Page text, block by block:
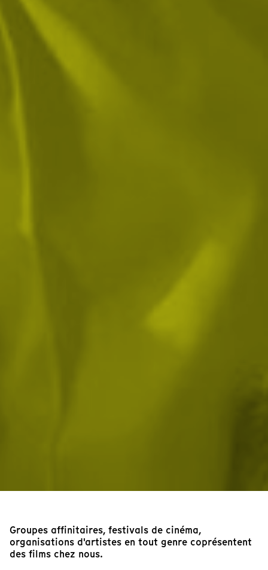
Groupes affinitaires, festivals de cinéma,
organisations d'artistes en tout genre coprésentent
des films chez nous.